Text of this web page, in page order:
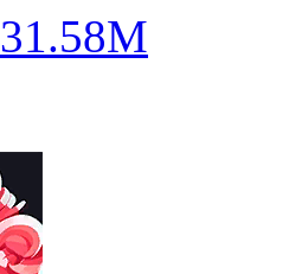
31.58M